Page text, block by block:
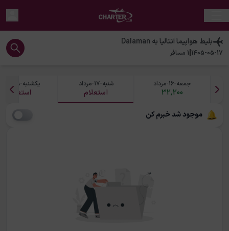
بلیط هواپیماآنتالیابه Dalaman
1405-05-17
|
1 مسافر
جمعه-16-مرداد
32,200
شنبه-17-مرداد
استعلام
یکشنبه-18-مرداد
استعلام
موجود شد خبرم کن